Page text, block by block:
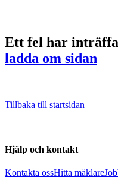
Ett fel har
ladda om sidan
Tillbaka till startsidan
Hjälp och kontakt
Kontakta ossHitta mäklare